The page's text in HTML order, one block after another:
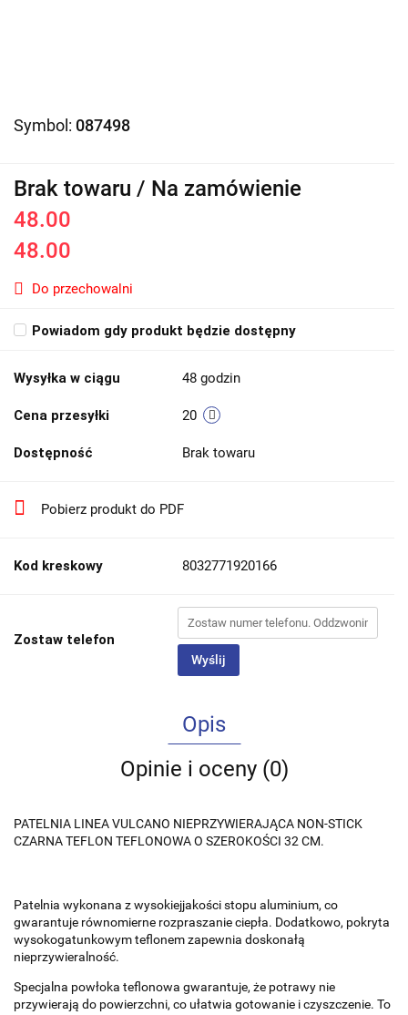
Symbol: 087498
Brak towaru / Na zamówienie
48.00
48.00
Do przechowalni
Powiadom gdy produkt będzie dostępny
Wysyłka w ciągu 48 godzin
Cena przesyłki 20
Dostępność Brak towaru
Pobierz produkt do PDF
Kod kreskowy 8032771920166
Zostaw telefon
Wyślij
Opis
Opinie i oceny (0)
PATELNIA LINEA VULCANO NIEPRZYWIERAJĄCA NON-STICK
CZARNA TEFLON TEFLONOWA O SZEROKOŚCI 32 CM.
Patelnia wykonana z wysokiejjakości stopu aluminium, co
gwarantuje równomierne rozpraszanie ciepła. Dodatkowo, pokryta
wysokogatunkowym teflonem zapewnia doskonałą
nieprzywieralność.
Specjalna powłoka teflonowa gwarantuje, że potrawy nie
przywierają do powierzchni, co ułatwia gotowanie i czyszczenie. To